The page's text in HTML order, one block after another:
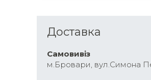
Доставка
Самовивіз
м.Бровари, вул.Симона